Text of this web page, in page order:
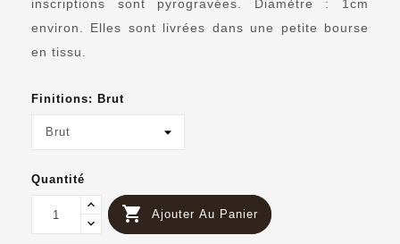
inscriptions sont pyrogravées. Diamètre : 1cm
environ. Elles sont livrées dans une petite bourse
en tissu.
Finitions: Brut
Quantité
 Ajouter Au Panier